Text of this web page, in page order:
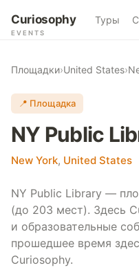
Curiosophy
EVENTS
Туры
Площадки›United States›
📍 Площадка
NY Public
New York, United States
NY Public Library —
(до 203 мест). Здесь
и образовательные
прошедшее время
Curiosophy.